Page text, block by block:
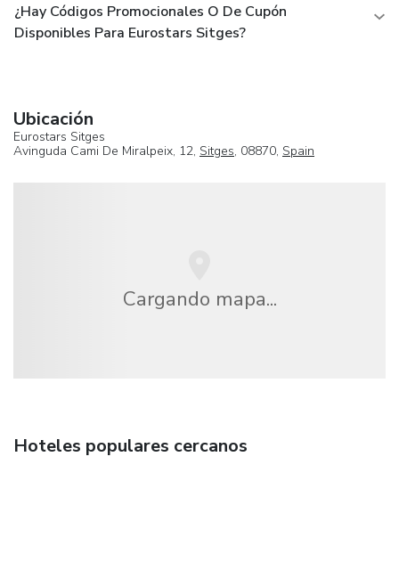
¿Hay Códigos Promocionales O De Cupón
Disponibles Para Eurostars Sitges?
Ubicación
Eurostars Sitges
Avinguda Cami De Miralpeix, 12, Sitges, 08870, Spain
Cargando mapa...
Hoteles populares cercanos